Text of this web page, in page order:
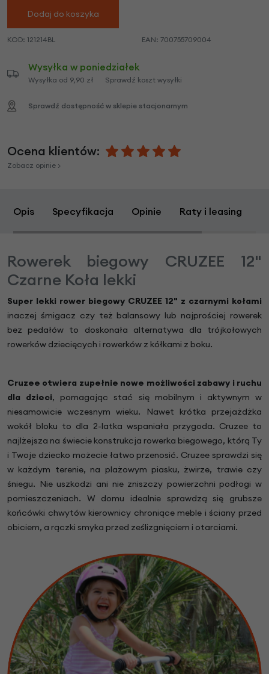
Dodaj do koszyka
KOD: 121214BL EAN: 700755709004
Wysyłka w poniedziałek
Wysyłka od 9,90 zł Sprawdź koszt wysyłki
Sprawdź dostępność w sklepie stacjonarnym
Ocena klientów:
Zobacz opinie >
Opis Specyfikacja Opinie Raty i leasing
Rowerek biegowy CRUZEE 12"
Czarne Koła lekki
Super lekki rower biegowy CRUZEE 12" z czarnymi kołami
inaczej śmigacz czy też balansowy lub najprościej rowerek
bez pedałów to doskonała alternatywa dla trójkołowych
rowerków dziecięcych i rowerków z kółkami z boku.
Cruzee otwiera zupełnie nowe możliwości zabawy i ruchu
dla dzieci, pomagając stać się mobilnym i aktywnym w
niesamowicie wczesnym wieku. Nawet krótka przejażdżka
wokół bloku to dla 2-latka wspaniała przygoda. Cruzee to
najlżejsza na świecie konstrukcja rowerka biegowego, którą Ty
i Twoje dziecko możecie łatwo przenosić. Cruzee sprawdzi się
w każdym terenie, na plażowym piasku, żwirze, trawie czy
śniegu. Nie uszkodzi ani nie zniszczy powierzchni podłogi w
pomieszczeniach. W domu idealnie sprawdzą się grubsze
końcówki chwytów kierownicy chroniące meble i ściany przed
obiciem, a rączki smyka przed ześlizgnięciem i otarciami.